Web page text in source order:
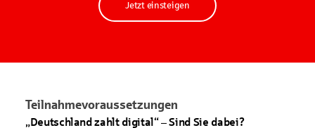
Jetzt einsteigen
Teilnahmevoraussetzungen
„Deutschland zahlt digital“ – Sind Sie dabei?